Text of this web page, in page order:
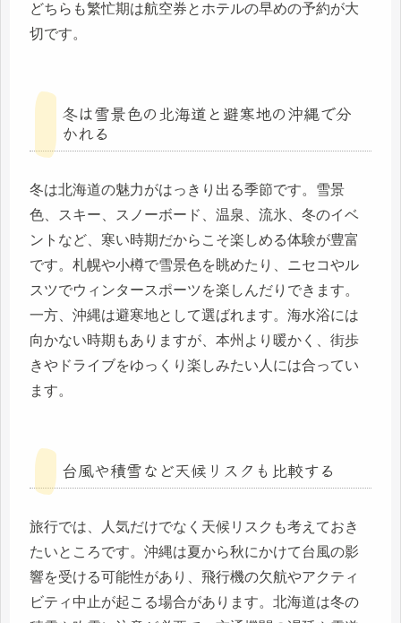
どちらも繁忙期は航空券とホテルの早めの予約が大
切です。
冬は雪景色の北海道と避寒地の沖縄で分
かれる
冬は北海道の魅力がはっきり出る季節です。雪景
色、スキー、スノーボード、温泉、流氷、冬のイベ
ントなど、寒い時期だからこそ楽しめる体験が豊富
です。札幌や小樽で雪景色を眺めたり、ニセコやル
スツでウィンタースポーツを楽しんだりできます。
一方、沖縄は避寒地として選ばれます。海水浴には
向かない時期もありますが、本州より暖かく、街歩
きやドライブをゆっくり楽しみたい人には合ってい
ます。
台風や積雪など天候リスクも比較する
旅行では、人気だけでなく天候リスクも考えておき
たいところです。沖縄は夏から秋にかけて台風の影
響を受ける可能性があり、飛行機の欠航やアクティ
ビティ中止が起こる場合があります。北海道は冬の